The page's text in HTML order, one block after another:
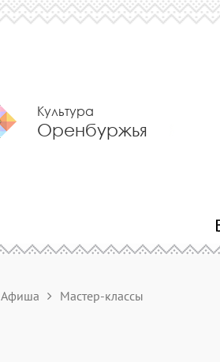
Культура
Оренбуржья
Афиша Мастер-классы